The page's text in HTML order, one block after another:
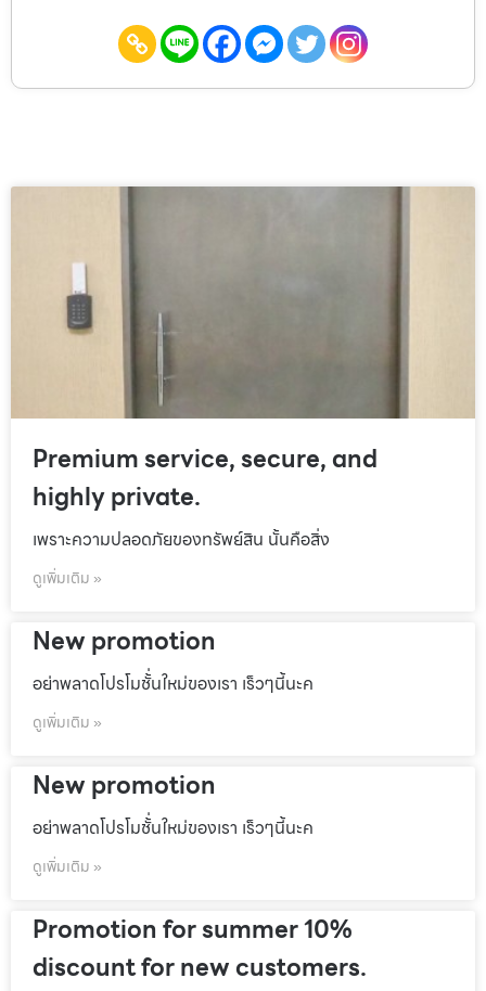
Premium service, secure, and
highly private.
เพราะความปลอดภัยของทรัพย์สิน นั้นคือสิ่ง
ดูเพิ่มเติม »
New promotion
อย่าพลาดโปรโมชั้่นใหม่ของเรา เร็วๆนี้นะค
ดูเพิ่มเติม »
New promotion
อย่าพลาดโปรโมชั้่นใหม่ของเรา เร็วๆนี้นะค
ดูเพิ่มเติม »
Promotion for summer 10%
discount for new customers.